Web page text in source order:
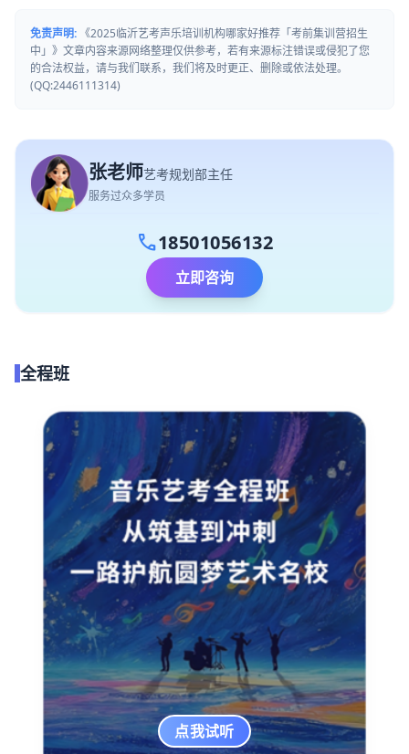
免责声明: 《2025临沂艺考声乐培训机构哪家好推荐「考前集训营招生
中」》文章内容来源网络整理仅供参考，若有来源标注错误或侵犯了您
的合法权益，请与我们联系，我们将及时更正、删除或依法处理。
(QQ:2446111314)
张老师艺考规划部主任
服务过众多学员
call18501056132
立即咨询
全程班
点我试听